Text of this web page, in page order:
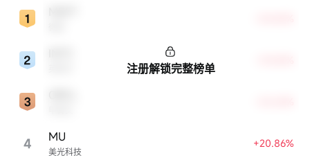
4 美光科技
MU +20.86%
注册解锁完整榜单